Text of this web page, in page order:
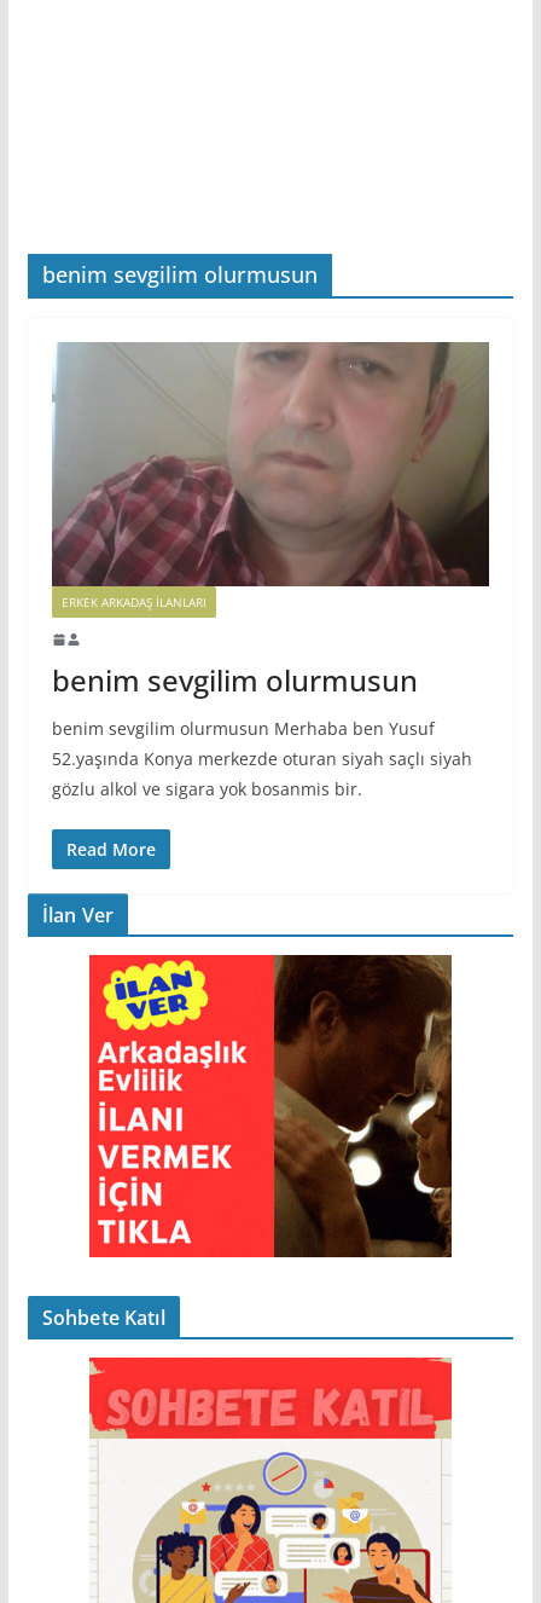
benim sevgilim olurmusun
ERKEK ARKADAŞ ILANLARI
benim sevgilim olurmusun
benim sevgilim olurmusun Merhaba ben Yusuf
52.yaşında Konya merkezde oturan siyah saçlı siyah
gözlu alkol ve sigara yok bosanmis bir.
Read More
İlan Ver
Sohbete Katıl